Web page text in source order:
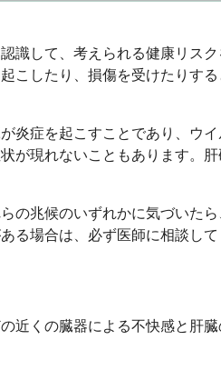
して、考えられる健康リスク
こしたり、損傷を受けたりす
炎症を起こすことであり、ウ
が現れないこともあります。
兆候のいずれかに気づいたら
る場合は、必ず医師に相談して
近くの臓器による不快感と肝